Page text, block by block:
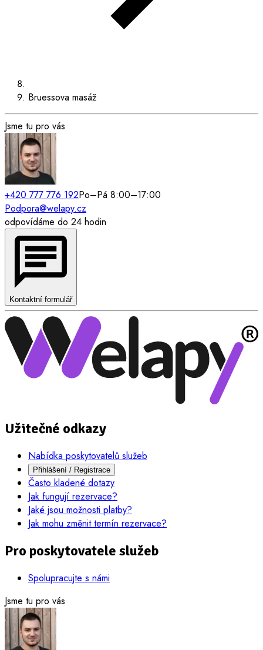
Bruessova masáž
Jsme tu pro vás
+420 777 776 192Po–Pá 8:00–17:00
Podpora@welapy.cz
odpovídáme do 24 hodin
Kontaktní formulář
Užitečné odkazy
Nabídka poskytovatelů služeb
Přihlášení / Registrace
Často kladené dotazy
Jak fungují rezervace?
Jaké jsou možnosti platby?
Jak mohu změnit termín rezervace?
Pro poskytovatele služeb
Spolupracujte s námi
Jsme tu pro vás